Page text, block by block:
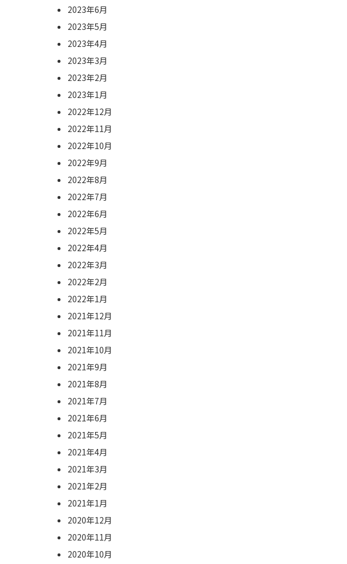
2023年6月
2023年5月
2023年4月
2023年3月
2023年2月
2023年1月
2022年12月
2022年11月
2022年10月
2022年9月
2022年8月
2022年7月
2022年6月
2022年5月
2022年4月
2022年3月
2022年2月
2022年1月
2021年12月
2021年11月
2021年10月
2021年9月
2021年8月
2021年7月
2021年6月
2021年5月
2021年4月
2021年3月
2021年2月
2021年1月
2020年12月
2020年11月
2020年10月